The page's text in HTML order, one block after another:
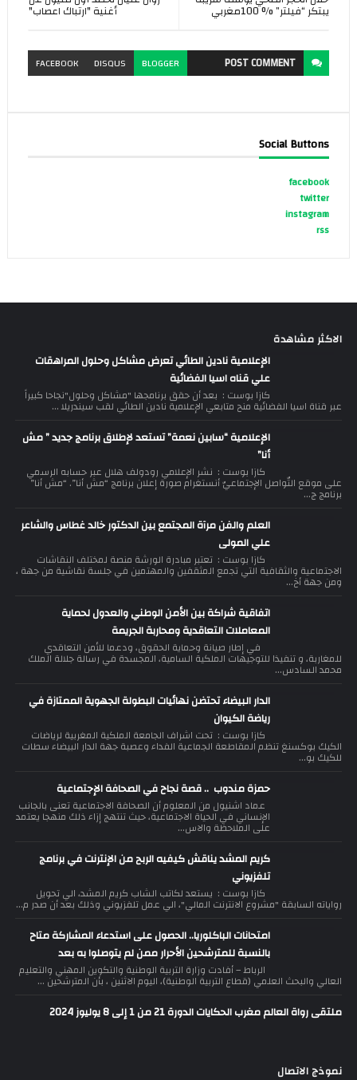
أغنية "ارتباك اعصاب" يبتكر “فيلتر” % 100مغربي
POSTCOMMENT
BLOGGER
DISQUS
FACEBOOK
Social Buttons
facebook
twitter
instagram
rss
الاكثر مشاهدة
الإعلامية نادين الطائي تعرض مشاكل وحلول المراهقات
علي قناه اسيا الفضائية
كازا بوست : بعد أن حقق برنامجها "مشاكل وحلول"نجاحا كبيراً
عبر قناة اسيا الفضائية منح متابعي الإعلامية نادين الطائي لقب سيندريلا ...
الإعلامية “سابين نعمة” تستعد لإطلاق برنامج جديد ” مش
أنا”
كازا بوست : نشر الإعلامي رودولف هلال عبر حسابه الرسمي
على موقع التّواصل الإجتماعيّ أنستغرام صورة إعلان برنامج “مش أنا”. “مش أنا”
برنامج ج...
العلم والفن مرآة المجتمع بين الدكتور خالد غطاس والشاعر
علي المولى
كازا بوست : تعتبر مبادرة الورشة منصة لمختلف النقاشات
الاجتماعية والثقافية التي تجمع المثقفين والمهتمين في جلسة نقاشية من جهة ،
ومن جهة أخ...
اتفاقية شراكة بين الأمن الوطني والعدول لحماية
المعاملات التعاقدية ومحاربة الجريمة
في إطار صيانة وحماية الحقوق، ودعما للأمن التعاقدي
للمغاربة، و تنفيذا للتوجيهات الملكية السامية، المجسدة في رسالة جلالة الملك
محمد السادس...
الدار البيضاء تحتضن نهائيات البطولة الجهوية الممتازة في
رياضة الكيوان
كازا بوست : تحت اشراف الجامعة الملكية المغربية لرياضات
الكيك بوكسنغ تنظم المقاطعة الجماعية الفداء وعصبة جهة الدار البيضاء سطات
للكيك بو...
حمزة مندوب .. قصة نجاح في الصحافة الإجتماعية
عماد اشنيول من المعلوم أن الصحافة الاجتماعية تعنى بالجانب
الإنساني في الحياة الاجتماعية، حيث تنتهج إزاء ذلك منهجا يعتمد
على الملاحظة والاس...
كريم المشد يناقش كيفيه الربح من الإنترنت في برنامج
تلفزيوني
كازا بوست : يستعد لكاتب الشاب كريم المشد، الي تحويل
رواياته السابقة "مشروع الانترنت المالي"، الي عمل تلفزيوني وذلك بعد أن صدر م...
امتحانات الباكلوريا.. الحصول على استدعاء المشاركة متاح
بالنسبة للمترشحين الأحرار ممن لم يتوصلوا به بعد
الرباط – أفادت وزارة التربية الوطنية والتكوين المهني والتعليم
العالي والبحث العلمي (قطاع التربية الوطنية)، اليوم الاثنين ، بأن المترشحين ...
ملتقى رواة العالم مغرب الحكايات الدورة 21 من 1 إلى 8 يوليوز 2024
نموذج الاتصال